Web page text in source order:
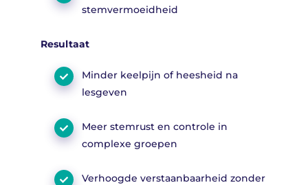
stemvermoeidheid
Resultaat
Minder keelpijn of heesheid na
lesgeven
Meer stemrust en controle in
complexe groepen
Verhoogde verstaanbaarheid zonder